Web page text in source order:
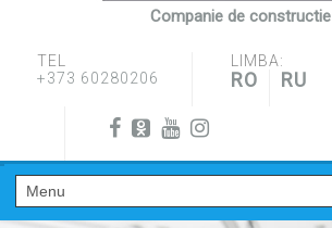
Companie de constructie
TEL
+373 60280206
LIMBA:
RO RU